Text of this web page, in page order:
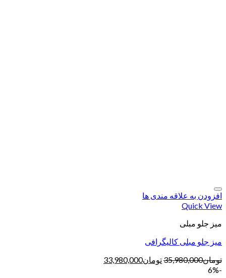
افزودن به علاقه مندی ها
Quick View
میز جلو مبلی
میز جلو مبلی کالیگرافی
تومان35,980,000تومان33,980,000
-6%